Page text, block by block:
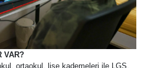
VAR?
ortaokul, lise kademeleri ile LGS,